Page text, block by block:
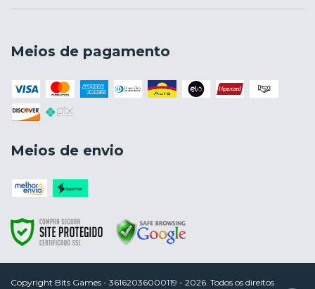
Meios de pagamento
Meios de envio
Copyright Bits Games - 36162036000119 - 2026. Todos os direitos